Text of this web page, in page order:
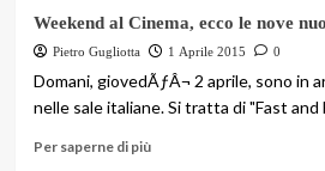
Weekend al Cinema, ecco le nove
Pietro Gugliotta 1 Aprile 2015 0
Domani, giovedÃƒÂ¬ 2 aprile, sono in
nelle sale italiane. Si tratta di "Fast and
Per saperne di più